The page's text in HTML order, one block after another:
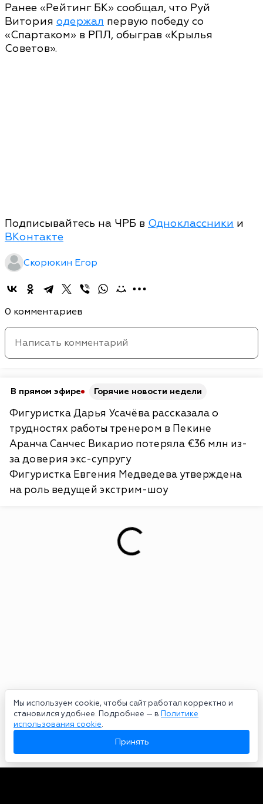
Мы используем cookie, чтобы сайт работал корректно и
становился удобнее. Подробнее — в Политике
использования cookie.
Принять
Ранее «Рейтинг БК» сообщал, что Руй
Витория одержал первую победу со
«Спартаком» в РПЛ, обыграв «Крылья
Советов».
Подписывайтесь на ЧРБ в Одноклассники и
ВКонтакте
Скорюкин Егор
0 комментариев
В прямом эфире Горячие новости недели
Фигуристка Дарья Усачёва рассказала о
трудностях работы тренером в Пекине
Аранча Санчес Викарио потеряла €36 млн из-
за доверия экс-супругу
Фигуристка Евгения Медведева утверждена
на роль ведущей экстрим-шоу